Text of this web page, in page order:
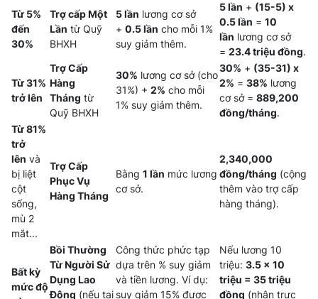
Từ 5%
đến
30%
Trợ cấp Một
Lần từ Quỹ
BHXH
5 lần lương cơ sở
+ 0.5 lần cho mỗi 1%
suy giảm thêm.
5 lần + (15-5) x
0.5 lần = 10
lần lương cơ sở
= 23.4 triệu đồng.
Từ 31%
trở lên
Trợ Cấp
Hàng
Tháng từ
Quỹ BHXH
30% lương cơ sở (cho
31%) + 2% cho mỗi
1% suy giảm thêm.
30% + (35-31) x
2% = 38% lương
cơ sở = 889,200
đồng/tháng.
Từ 81%
trở
lên và
bị liệt
cột
sống,
mù 2
mắt...
Trợ Cấp
Phục Vụ
Hàng Tháng
Bằng 1 lần mức lương
cơ sở.
2,340,000
đồng/tháng (cộng
thêm vào trợ cấp
hàng tháng).
Bất kỳ
mức độ
Bồi Thường
Từ Người Sử
Dụng Lao
Động (nếu tai
Công thức phức tạp
dựa trên % suy giảm
và tiền lương. Ví dụ:
suy giảm 15% được
Nếu lương 10
triệu: 3.5 x 10
triệu = 35 triệu
đồng (nhận trực